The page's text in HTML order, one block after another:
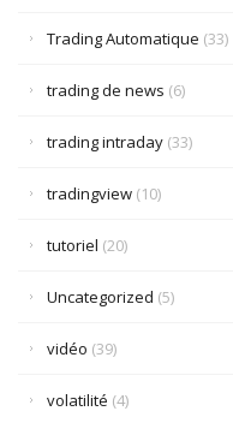
Trading Automatique (33)
trading de news (6)
trading intraday (33)
tradingview (10)
tutoriel (20)
Uncategorized (5)
vidéo (39)
volatilité (4)